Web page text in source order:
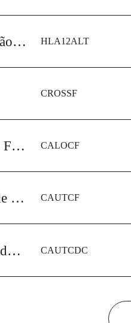
HLA-A, B, C, DRB1, DQB1, DPB1 - Alta Resolução - Classe I e Classe II HLA12ALT
CROSSF
Alo Prova Cruzada (Crossmatch) por Citometria de Fluxo Contra Linfócitos T e B do Doador - Transplante CALOCF
Auto Prova Cruzada (Crossmatch) por Citometria de Fluxo Contra Linfócitos T e B CAUTCF
Auto Prova Cruzada (Crossmatch) por Citotoxicidade Dependente de Complemento (CDC) contra Linfócitos T e B - Transplante CAUTCDC